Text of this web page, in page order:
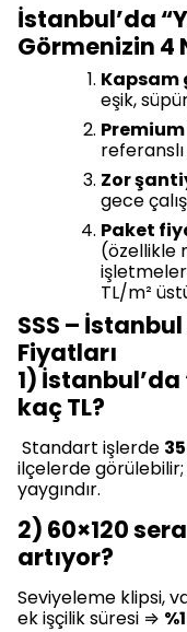
İstanbul’da
Görmenizin 4
Kapsam
eşik,
Zor
gece
Paket
(özellikle
TL/m²
SSS –
Fiyatları
1)
kaç TL?
Standart işlerde
ilçelerde
yaygındır.
2) 60×120
artıyor?
Seviyeleme klipsi,
ek işçilik süresi ⇒